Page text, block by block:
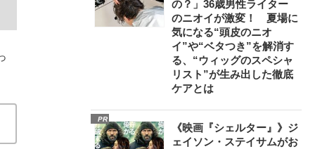
の？」36歳男性ライター
のニオイが激変！ 夏場に
気になる“頭皮のニオ
イ”や“ベタつき”を解消す
る、“ウィッグのスペシャ
リスト”が生み出した徹底
ケアとは
PR
《映画『シェルター』》ジ
ェイソン・ステイサムがお